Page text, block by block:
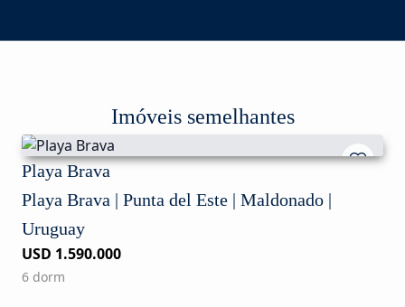
Imóveis semelhantes
Playa Brava
Playa Brava | Punta del Este | Maldonado |
Uruguay
USD 1.590.000
6 dorm